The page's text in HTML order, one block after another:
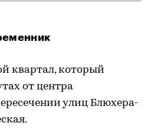
квартал, который
от центра
улиц Блюхера-